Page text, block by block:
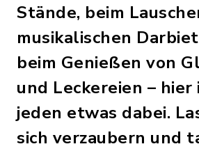
Stände, beim
musikalischen
beim Genießen von
und Leckereien –
jeden etwas dabei.
sich verzaubern und